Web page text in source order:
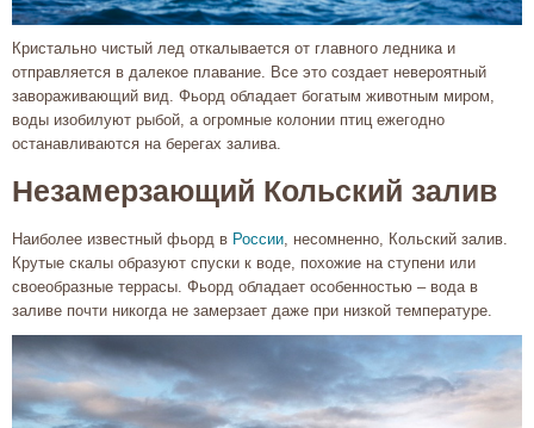
Кристально чистый лед откалывается от главного ледника и
отправляется в далекое плавание. Все это создает невероятный
завораживающий вид. Фьорд обладает богатым животным миром,
воды изобилуют рыбой, а огромные колонии птиц ежегодно
останавливаются на берегах залива.
Незамерзающий Кольский залив
Наиболее известный фьорд в России, несомненно, Кольский залив.
Крутые скалы образуют спуски к воде, похожие на ступени или
своеобразные террасы. Фьорд обладает особенностью – вода в
заливе почти никогда не замерзает даже при низкой температуре.